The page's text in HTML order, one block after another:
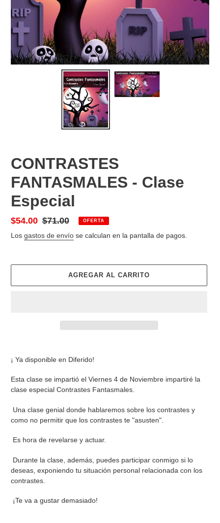
CONTRASTES
FANTASMALES - Clase
Especial
Precio
de
$54.00 Precio
habitual
$71.00 OFERTA
Los gastos de envío se calculan en la pantalla de pagos.
AGREGAR AL CARRITO
producto
a
tu
¡ Ya disponible en Diferido!
Esta clase se impartió el Viernes 4 de Noviembre impartiré la
clase especial Contrastes Fantasmales.
Una clase genial donde hablaremos sobre los contrastes y
como no permitir que los contrastes te "asusten".
Es hora de revelarse y actuar.
Durante la clase, además, puedes participar conmigo si lo
deseas, exponiendo tu situación personal relacionada con los
contrastes.
¡Te va a gustar demasiado!